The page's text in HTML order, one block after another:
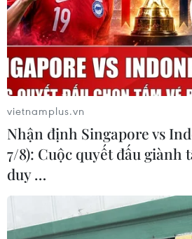
nghiêm trọng do phía Ukraine và
với việc nối lại các cuộc hòa đàm."
vietnamplus.vn
Nhận định Singapore vs
7/8): Cuộc quyết đấu giành
duy …